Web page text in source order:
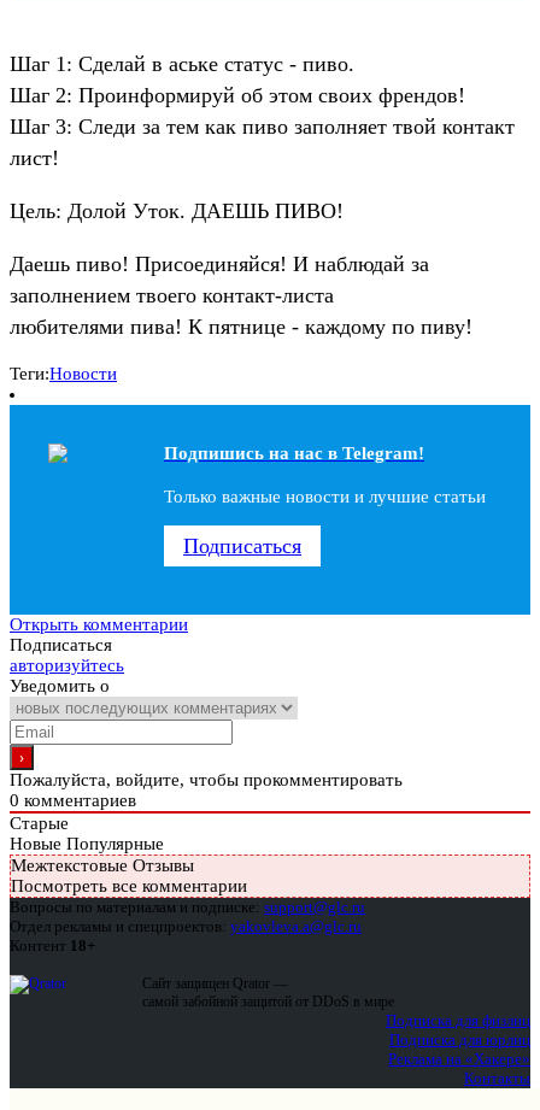
Шаг 1: Сделай в аське статус - пиво.
Шаг 2: Проинформируй об этом своих френдов!
Шаг 3: Следи за тем как пиво заполняет твой контакт
лист!
Цель: Долой Уток. ДАЕШЬ ПИВО!
Даешь пиво! Присоединяйся! И наблюдай за
заполнением твоего контакт-листа
любителями пива! К пятнице - каждому по пиву!
Теги:Новости
Подпишись на наc в Telegram!
Только важные новости и лучшие статьи
Подписаться
Открыть комментарии
Подписаться
авторизуйтесь
Уведомить о
Пожалуйста, войдите, чтобы прокомментировать
0 комментариев
Старые
Новые Популярные
Межтекстовые Отзывы
Посмотреть все комментарии
Вопросы по материалам и подписке: support@glc.ru
Отдел рекламы и спецпроектов: yakovleva.a@glc.ru
Контент 18+
Сайт защищен Qrator —
самой забойной защитой от DDoS в мире
Подписка для физлиц
Подписка для юрлиц
Реклама на «Хакере»
Контакты